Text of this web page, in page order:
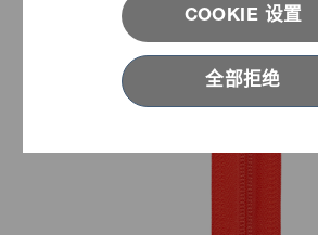
COOKIE 设置
全部拒绝